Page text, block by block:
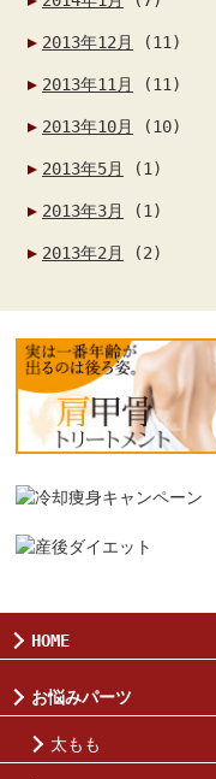
2013年12月 (11)
2013年11月 (11)
2013年10月 (10)
2013年5月 (1)
2013年3月 (1)
2013年2月 (2)
HOME
お悩みパーツ
太もも